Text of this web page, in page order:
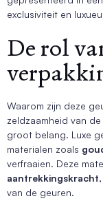
exclusiviteit en
De rol
Waarom zijn deze
zeldzaamheid van
groot belang. Luxe
materialen zoals
verfraaien. Deze
aantrekkingskracht
van de geuren.